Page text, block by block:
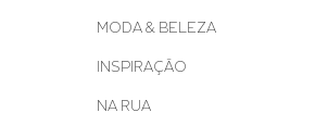
MODA & BELEZA
INSPIRAÇÃO
NA RUA